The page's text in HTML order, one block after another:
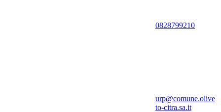
0828799210
urp@comune.olive
to-citra.sa.it